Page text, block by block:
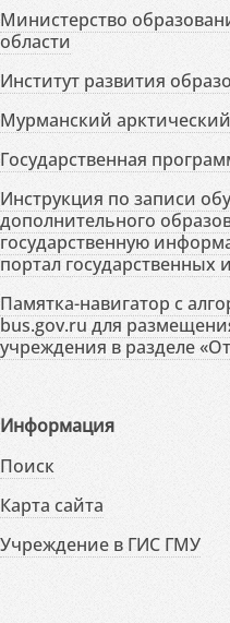
Министерство
области
Институт развития
Мурманский
Государственная
Инструкция по записи
дополнительного
государственную
портал государственных
Памятка-навигатор с
bus.gov.ru для
учреждения в разделе
Информация
Поиск
Карта сайта
Учреждение в ГИС ГМУ